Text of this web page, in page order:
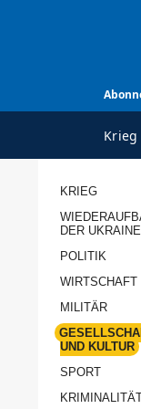
Krieg
KRIEG
DER UKRAINE
POLITIK
WIRTSCHAFT
MILITÄR
UND KULTUR
SPORT